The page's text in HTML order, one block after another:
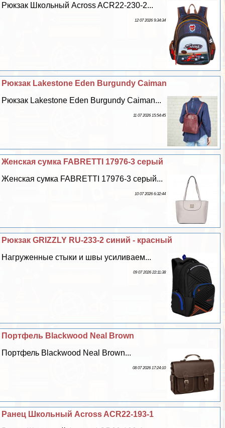
Рюкзак Школьный Across ACR22-230-2...
12 07 2026 9:34:34
Рюкзак Lakestone Eden Burgundy Caiman
Рюкзак Lakestone Eden Burgundy Caiman...
11 07 2026 15:54:45
Женская сумка FABRETTI 17976-3 серый
Женская сумка FABRETTI 17976-3 серый...
10 07 2026 6:32:44
Рюкзак GRIZZLY RU-233-2 синий - красный
Нагруженные стыки и швы усиливаем...
09 07 2026 22:11:38
Портфель Blackwood Neal Brown
Портфель Blackwood Neal Brown...
08 07 2026 17:24:10
Ранец Школьный Across ACR22-193-1